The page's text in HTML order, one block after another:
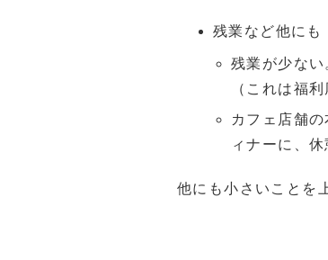
残業など他にも
残業が少な
（これは福
カフェ店舗
ィナーに、休
他にも小さいことを